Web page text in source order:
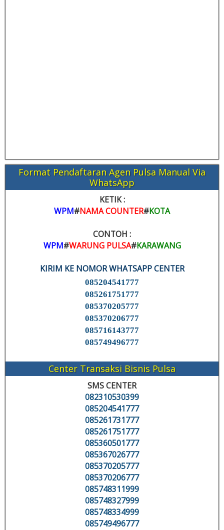
Format Pendaftaran Agen Pulsa Manual Via
WhatsApp
KETIK :
WPM#NAMA COUNTER#KOTA
CONTOH :
WPM#WARUNG PULSA#KARAWANG
KIRIM KE NOMOR WHATSAPP CENTER
085204541777
085261751777
085370205777
085370206777
085716143777
085749496777
Center Transaksi Bisnis Pulsa
SMS CENTER
082310530399
085204541777
085261731777
085261751777
085360501777
085367026777
085370205777
085370206777
085748311999
085748327999
085748334999
085749496777